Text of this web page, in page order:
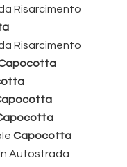
Risarcimento
Risarcimento
Capocotta
Autostrada